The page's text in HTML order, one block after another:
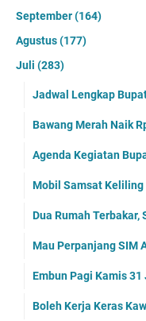
September(164)
Agustus(177)
Juli (283)
Jadwal Lengkap
Bawang Merah Naik
Agenda Kegiatan
Mobil Samsat Keliling
Dua Rumah
Mau Perpanjang SIM
Embun Pagi Kamis
Boleh Kerja Keras